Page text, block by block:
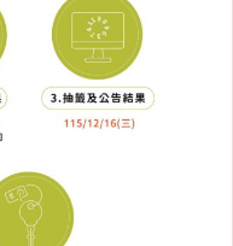
, 桃園社宅基地,
桃園社宅完工
社宅懶人包, 桃園社宅戶數
度
桃園社會住宅
度
28
會住宅申請懶人
申請資格、租金
金扣除額一次看